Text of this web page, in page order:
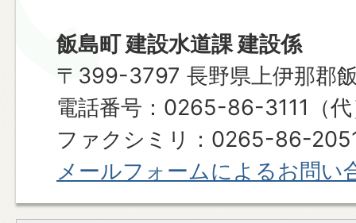
飯島町 建設水道課 建設係
〒399-3797 長野県上伊那郡
電話番号：0265-86-3111（
ファクシミリ：0265-86-
メールフォームによるお問い